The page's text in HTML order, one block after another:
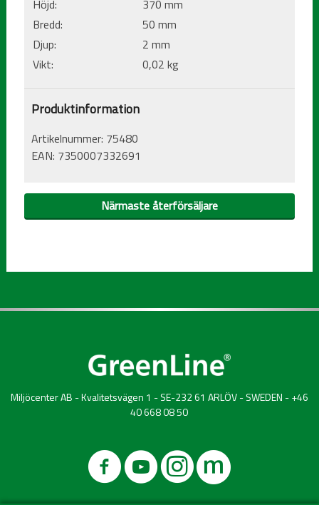
Höjd:
370 mm
Bredd:
50 mm
Djup:
2 mm
Vikt:
0,02 kg
Produktinformation
Artikelnummer: 75480
EAN: 7350007332691
Närmaste återförsäljare
Miljöcenter AB - Kvalitetsvägen 1 - SE-232 61 ARLÖV - SWEDEN - +46
40 668 08 50